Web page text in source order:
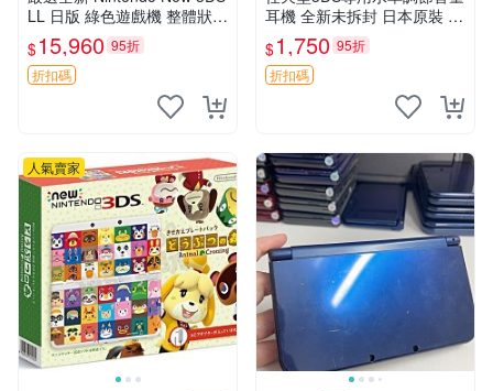
LL 日版 綠色遊戲機 整體狀態
佳 按鈕順暢 附原裝64G存儲
卡 配備保護膜 屏幕清晰 輕便
易攜帶 新3d
$15,960 95折
折扣碼
耳機 全新未拆封 日本原裝 3.
5mm耳機接口 支持多款掌機
設備 只要帶線控耳機接口即
可 圖實物一致 3ds 耳機 掌機
$1,750 95折
折扣碼
人氣賣家